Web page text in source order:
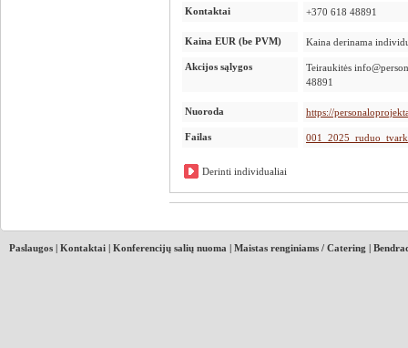
Kontaktai +370 618 48891
Kaina EUR (be PVM) Kaina derinama
Akcijos sąlygos
Teiraukitės
48891
Nuoroda https://
Failas
Derinti individualiai
Paslaugos | Kontaktai | Konferencijų salių nuoma | Maistas renginiams / Catering |